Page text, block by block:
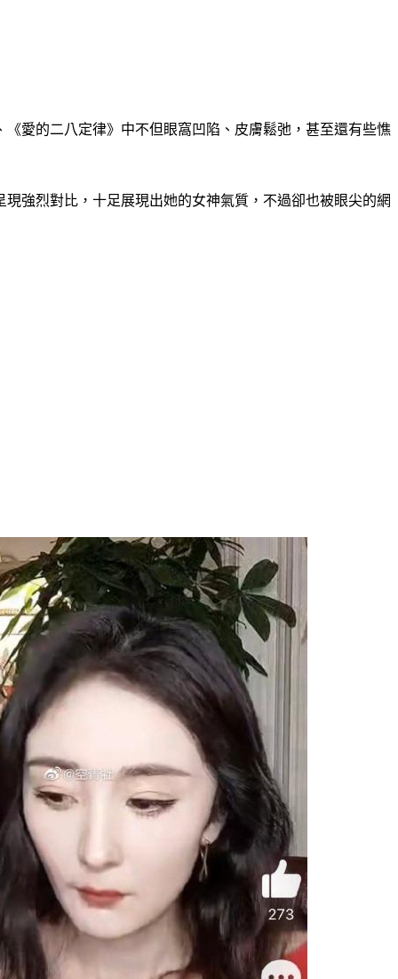
愛的二八定律》中不但眼窩凹陷、皮膚鬆弛，甚至還有些憔
強烈對比，十足展現出她的女神氣質，不過卻也被眼尖的網